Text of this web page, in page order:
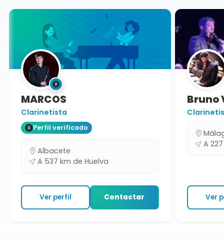
MARCOS
Clarinetista
Perfil verificado
Albacete
A 537 km de Huelva
Ver perfil Contactar
Bruno
A 227
Ver